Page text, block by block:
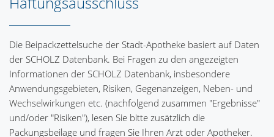
Die Beipackzettelsuche der Stadt-Apotheke basiert auf Daten
der SCHOLZ Datenbank. Bei Fragen zu den angezeigten
Informationen der SCHOLZ Datenbank, insbesondere
Anwendungsgebieten, Risiken, Gegenanzeigen, Neben- und
Wechselwirkungen etc. (nachfolgend zusammen "Ergebnisse"
und/oder "Risiken"), lesen Sie bitte zusätzlich die
Packungsbeilage und fragen Sie Ihren Arzt oder Apotheker.